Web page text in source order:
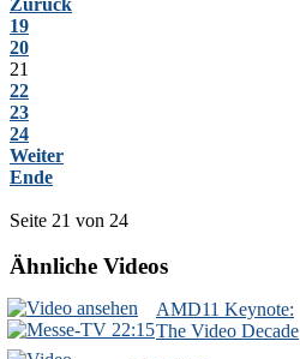
19
20
21
22
23
24
Weiter
Ende
Seite 21 von 24
Ähnliche Videos
22:15
AMD11 Keynote:
The Video Decade